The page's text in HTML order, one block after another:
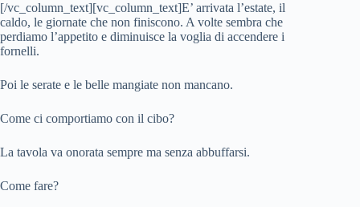
[/vc_column_text][vc_column_text]E’ arrivata l’estate, il
caldo, le giornate che non finiscono. A volte sembra che
perdiamo l’appetito e diminuisce la voglia di accendere i
fornelli.
Poi le serate e le belle mangiate non mancano.
Come ci comportiamo con il cibo?
La tavola va onorata sempre ma senza abbuffarsi.
Come fare?